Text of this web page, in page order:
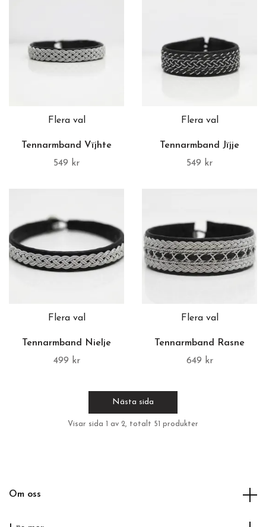
Flera val
Tennarmband Vïjhte
549 kr
Flera val
Tennarmband Jïjje
549 kr
Flera val
Tennarmband Nielje
499 kr
Flera val
Tennarmband Rasne
649 kr
Nästa sida
Visar sida 1 av 2, totalt 51 produkter
Om oss